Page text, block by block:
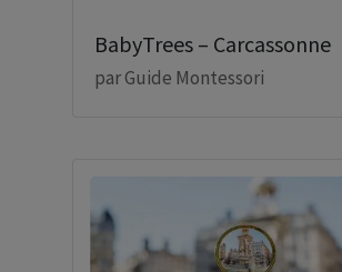
BabyTrees – Carcassonne
parGuide Montessori